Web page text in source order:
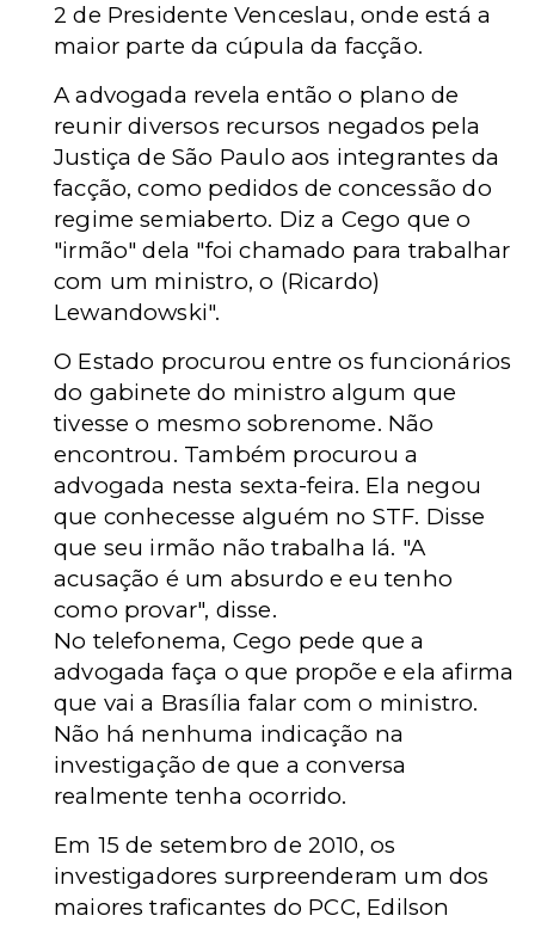
2 de Presidente Venceslau, onde está a
maior parte da cúpula da facção.
A advogada revela então o plano de
reunir diversos recursos negados pela
Justiça de São Paulo aos integrantes da
facção, como pedidos de concessão do
regime semiaberto. Diz a Cego que o
"irmão" dela "foi chamado para trabalhar
com um ministro, o (Ricardo)
Lewandowski".
O Estado procurou entre os funcionários
do gabinete do ministro algum que
tivesse o mesmo sobrenome. Não
encontrou. Também procurou a
advogada nesta sexta-feira. Ela negou
que conhecesse alguém no STF. Disse
que seu irmão não trabalha lá. "A
acusação é um absurdo e eu tenho
como provar", disse.
No telefonema, Cego pede que a
advogada faça o que propõe e ela afirma
que vai a Brasília falar com o ministro.
Não há nenhuma indicação na
investigação de que a conversa
realmente tenha ocorrido.
Em 15 de setembro de 2010, os
investigadores surpreenderam um dos
maiores traficantes do PCC, Edilson